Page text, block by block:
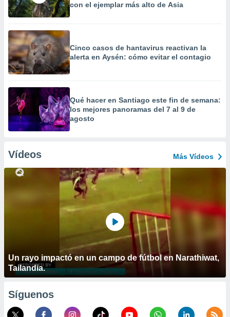
con el ejemplar más alto de Asia
Cinco casos de hantavirus reactivan la
alerta en Aysén: cómo evitar el contagio
Qué hacer en Santiago este fin de semana:
los mejores panoramas del 7 al 9 de
agosto
Vídeos Más Vídeos
Un rayo impactó en un campo de fútbol en Narathiwat,
Tailandia.
Síguenos